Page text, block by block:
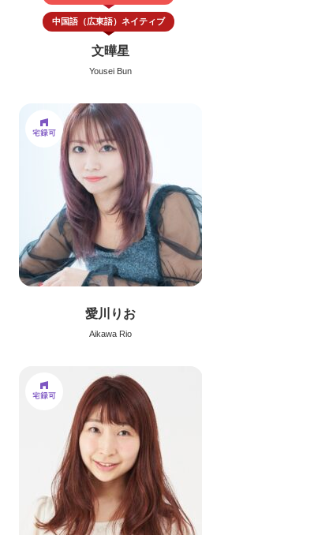
中国語（広東語）ネイティブ
文曄星
Yousei Bun
愛川りお
Aikawa Rio